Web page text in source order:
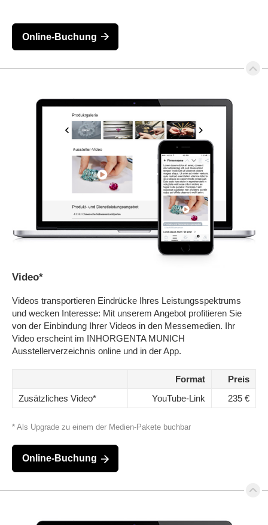
Online-Buchung
Video*
Videos transportieren Eindrücke Ihres Leistungsspektrums
und wecken Interesse: Mit unserem Angebot profitieren Sie
von der Einbindung Ihrer Videos in den Messemedien. Ihr
Video erscheint im INHORGENTA MUNICH
Ausstellerverzeichnis online und in der App.
Format
Preis
Zusätzliches Video*
YouTube-Link 235 €
* Als Upgrade zu einem der Medien-Pakete buchbar
Online-Buchung